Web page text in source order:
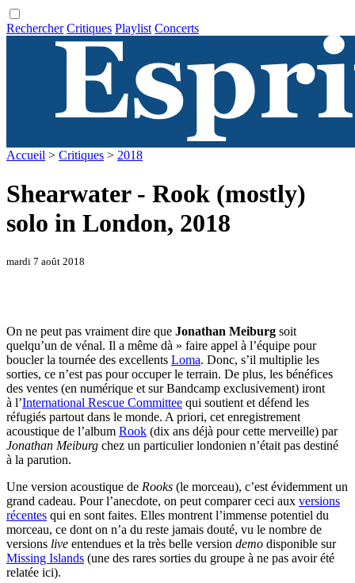
Rechercher Critiques Playlist Concerts
Accueil > Critiques > 2018
Shearwater - Rook (mostly)
solo in London, 2018
mardi 7 août 2018
On ne peut pas vraiment dire que Jonathan Meiburg soit
quelqu’un de vénal. Il a même dà » faire appel à l’équipe pour
boucler la tournée des excellents Loma. Donc, s’il multiplie les
sorties, ce n’est pas pour occuper le terrain. De plus, les bénéfices
des ventes (en numérique et sur Bandcamp exclusivement) iront
à l’International Rescue Committee qui soutient et défend les
réfugiés partout dans le monde. A priori, cet enregistrement
acoustique de l’album Rook (dix ans déjà pour cette merveille) par
Jonathan Meiburg chez un particulier londonien n’était pas destiné
à la parution.
Une version acoustique de Rooks (le morceau), c’est évidemment un
grand cadeau. Pour l’anecdote, on peut comparer ceci aux versions
récentes qui en sont faites. Elles montrent l’immense potentiel du
morceau, ce dont on n’a du reste jamais douté, vu le nombre de
versions live entendues et la très belle version demo disponible sur
Missing Islands (une des rares sorties du groupe à ne pas avoir été
relatée ici).